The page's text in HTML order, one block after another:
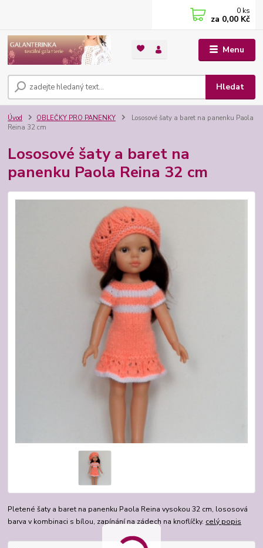
Menu
Hledat
0 ks
za 0,00 Kč
Úvod OBLEČKY PRO PANENKY
Lososové šaty a baret na panenku Paola
Reina 32 cm
Lososové šaty a baret na
panenku Paola Reina 32 cm
Pletené šaty a baret na panenku Paola Reina vysokou 32 cm, lososová
barva v kombinaci s bílou, zapínání na zádech na knoflíčky. celý popis